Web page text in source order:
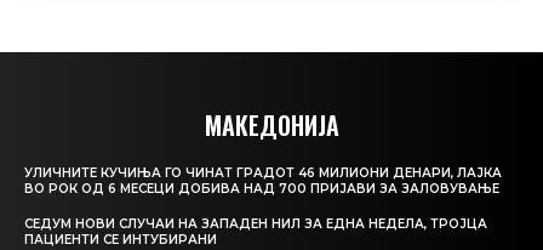
МАКЕДОНИЈА
УЛИЧНИТЕ КУЧИЊА ГО ЧИНАТ ГРАДОТ 46 МИЛИОНИ ДЕНАРИ, ЛАЈКА
ВО РОК ОД 6 МЕСЕЦИ ДОБИВА НАД 700 ПРИЈАВИ ЗА ЗАЛОВУВАЊЕ
СЕДУМ НОВИ СЛУЧАИ НА ЗАПАДЕН НИЛ ЗА ЕДНА НЕДЕЛА, ТРОЈЦА
ПАЦИЕНТИ СЕ ИНТУБИРАНИ